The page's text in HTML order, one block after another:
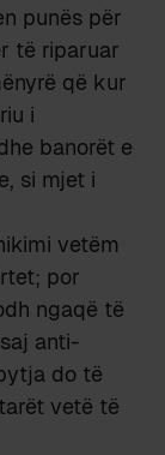
punës për
të riparuar
që kur
i
banorët e
si mjet i
vetëm
por
ngaqë të
anti-
do të
vetë të